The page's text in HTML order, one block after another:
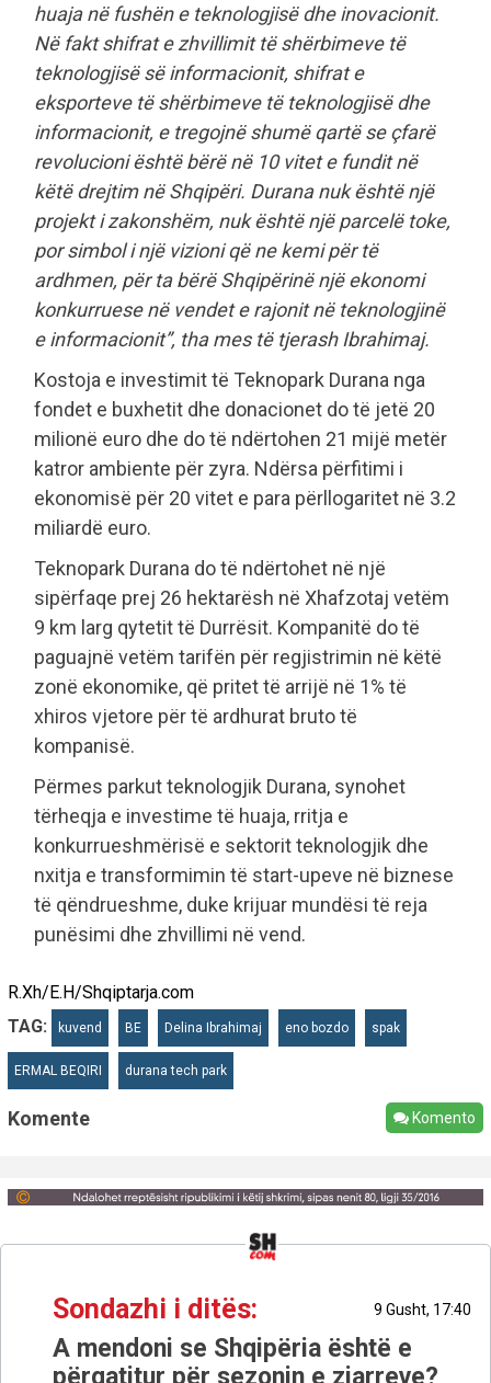
huaja në fushën e teknologjisë dhe inovacionit.
Në fakt shifrat e zhvillimit të shërbimeve të
teknologjisë së informacionit, shifrat e
eksporteve të shërbimeve të teknologjisë dhe
informacionit, e tregojnë shumë qartë se çfarë
revolucioni është bërë në 10 vitet e fundit në
këtë drejtim në Shqipëri. Durana nuk është një
projekt i zakonshëm, nuk është një parcelë toke,
por simbol i një vizioni që ne kemi për të
ardhmen, për ta bërë Shqipërinë një ekonomi
konkurruese në vendet e rajonit në teknologjinë
e informacionit”, tha mes të tjerash Ibrahimaj.
Kostoja e investimit të Teknopark Durana nga
fondet e buxhetit dhe donacionet do të jetë 20
milionë euro dhe do të ndërtohen 21 mijë metër
katror ambiente për zyra. Ndërsa përfitimi i
ekonomisë për 20 vitet e para përllogaritet në 3.2
miliardë euro.
Teknopark Durana do të ndërtohet në një
sipërfaqe prej 26 hektarësh në Xhafzotaj vetëm
9 km larg qytetit të Durrësit. Kompanitë do të
paguajnë vetëm tarifën për regjistrimin në këtë
zonë ekonomike, që pritet të arrijë në 1% të
xhiros vjetore për të ardhurat bruto të
kompanisë.
Përmes parkut teknologjik Durana, synohet
tërheqja e investime të huaja, rritja e
konkurrueshmërisë e sektorit teknologjik dhe
nxitja e transformimin të start-upeve në biznese
të qëndrueshme, duke krijuar mundësi të reja
punësimi dhe zhvillimi në vend.
R.Xh/E.H/Shqiptarja.com
TAG:
kuvend BE Delina Ibrahimaj eno bozdo spak
ERMAL BEQIRI durana tech park
Komente Komento
Sondazhi i ditës: 9 Gusht, 17:40
A mendoni se Shqipëria është e